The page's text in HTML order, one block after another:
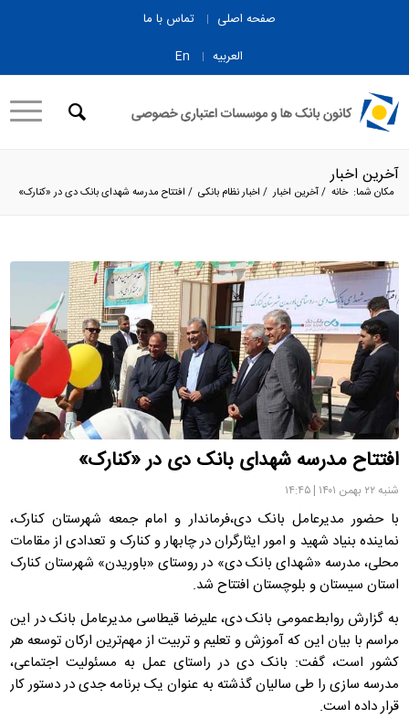
صفحه اصلی
تماس با ما
العربیه
En
آخرین اخبار
مکان شما: خانه /آخرین اخبار / اخبار نظام بانکی / افتتاح مدرسه شهدای بانک دی در «کنارک»
افتتاح مدرسه شهدای بانک دی در «کنارک»
شنبه ۲۲ بهمن ۱۴۰۱ | ۱۴:۴۵
با حضور مدیرعامل بانک دی،فرماندار و امام جمعه شهرستان کنارک،
نماینده بنیاد شهید و امور ایثارگران در چابهار و کنارک و تعدادی از مقامات
محلی، مدرسه «شهدای بانک دی» در روستای «باوریدن» شهرستان کنارک
استان سیستان و بلوچستان افتتاح شد.
به گزارش روابط‌عمومی بانک دی، علیرضا قیطاسی مدیرعامل بانک در این
مراسم با بیان این که آموزش و تعلیم و تربیت از مهم‌ترین ارکان توسعه هر
کشور است، گفت: بانک دی در راستای عمل به مسئولیت اجتماعی،
مدرسه سازی را طی سالیان گذشته به عنوان یک برنامه جدی در دستور کار
قرار داده است.